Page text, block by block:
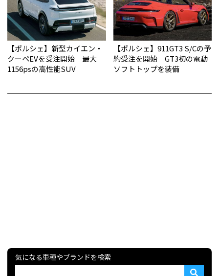
【ポルシェ】新型カイエン・
クーペEVを受注開始 最大
1156psの高性能SUV
【ポルシェ】911GT3 S/Cの予
約受注を開始 GT3初の電動
ソフトトップを装備
気になる車種やブランドを検索